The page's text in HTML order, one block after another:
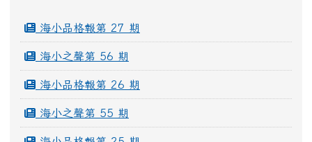
海小品格報第 27 期
海小之聲第 56 期
海小品格報第 26 期
海小之聲第 55 期